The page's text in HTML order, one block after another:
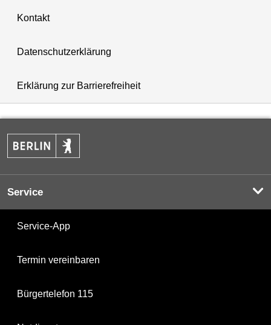
Kontakt
Datenschutzerklärung
Erklärung zur Barrierefreiheit
Service
Service-App
Termin vereinbaren
Bürgertelefon 115